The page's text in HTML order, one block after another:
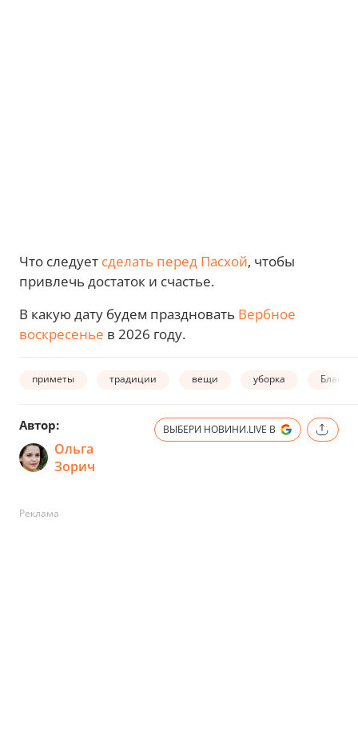
Что следует сделать перед Пасхой, чтобы
привлечь достаток и счастье.
В какую дату будем праздновать Вербное
воскресенье в 2026 году.
приметы традиции вещи уборка
Автор:
Ольга
Зорич
ВЫБЕРИ НОВИНИ.LIVE В
Реклама